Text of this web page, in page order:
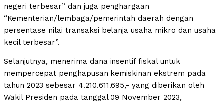
negeri terbesar” dan juga penghargaan
“Kementerian/lembaga/pemerintah daerah dengan
persentase nilai transaksi belanja usaha mikro dan usaha
kecil terbesar”.
Selanjutnya, menerima dana insentif fiskal untuk
mempercepat penghapusan kemiskinan ekstrem pada
tahun 2023 sebesar 4.210.611.695,- yang diberikan oleh
Wakil Presiden pada tanggal 09 November 2023,